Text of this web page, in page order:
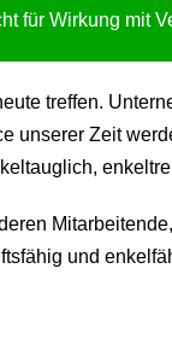
für Wirkung mit
treffen.
unserer Zeit
und